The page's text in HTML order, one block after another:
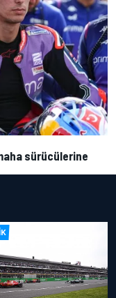
sürücülerine